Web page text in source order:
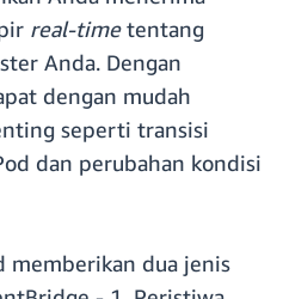
real-timetentang
Anda. Dengan
dengan mudah
seperti transisi
dan perubahan kondisi
memberikan dua jenis